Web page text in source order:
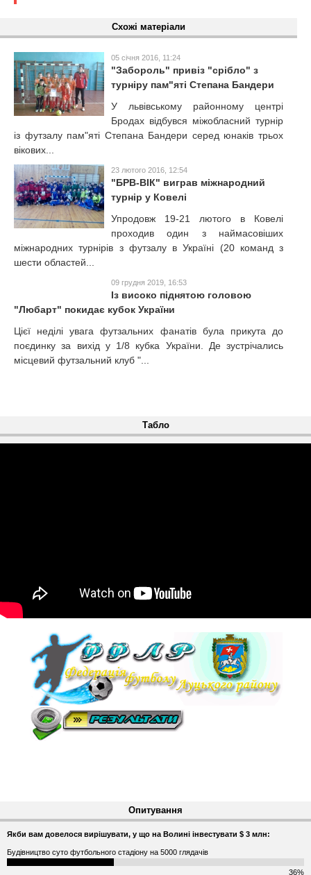
Схожі матеріали
05 січня 2016, 11:24
"Забороль" привіз "срібло" з
турніру пам"яті Степана Бандери
У львівському районному центрі
Бродах відбувся міжобласний турнір
із футзалу пам"яті Степана Бандери серед юнаків трьох
вікових...
23 лютого 2016, 12:54
"БРВ-ВІК" виграв міжнародний
турнір у Ковелі
Упродовж 19-21 лютого в Ковелі
проходив один з наймасовіших
міжнародних турнірів з футзалу в Україні (20 команд з
шести областей...
09 грудня 2019, 16:53
Із високо піднятою головою
"Любарт" покидає кубок України
Цієї неділі увага футзальних фанатів була прикута до
поєдинку за вихід у 1/8 кубка України. Де зустрічались
місцевий футзальний клуб "...
Табло
Опитування
Якби вам довелося вирішувати, у що на Волині інвестувати $ 3 млн:
Будівництво суто футбольного стадіону на 5000 глядачів
36%